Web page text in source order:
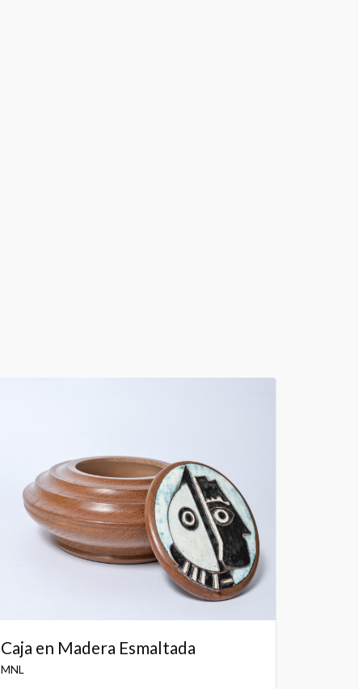
Caja en Madera Esmaltada
MNL